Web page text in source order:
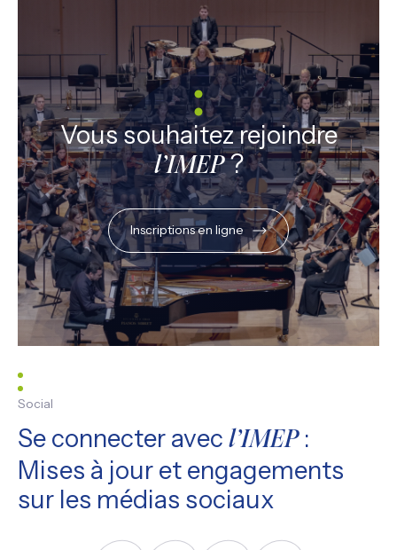
Vous souhaitez rejoindre
l’IMEP?
Inscriptions en ligne
Social
Se connecter avec l’IMEP:
Mises à jour et engagements
sur les médias sociaux